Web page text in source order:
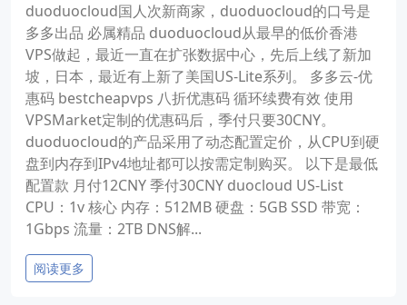
duoduocloud国人次新商家，duoduocloud的口号是
多多出品 必属精品 duoduocloud从最早的低价香港
VPS做起，最近一直在扩张数据中心，先后上线了新加
坡，日本，最近有上新了美国US-Lite系列。 多多云-优
惠码 bestcheapvps 八折优惠码 循环续费有效 使用
VPSMarket定制的优惠码后，季付只要30CNY。
duoduocloud的产品采用了动态配置定价，从CPU到硬
盘到内存到IPv4地址都可以按需定制购买。 以下是最低
配置款 月付12CNY 季付30CNY duocloud US-List
CPU：1v 核心 内存：512MB 硬盘：5GB SSD 带宽：
1Gbps 流量：2TB DNS解...
阅读更多